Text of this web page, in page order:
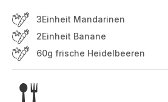
3Einheit Mandarinen
2Einheit Banane
60g frische Heidelbeeren